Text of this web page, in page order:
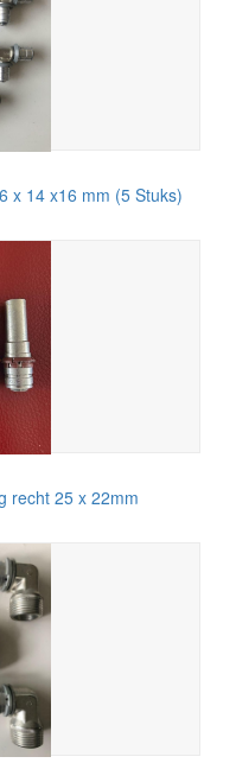
x 14 x16 mm (5 Stuks)
recht 25 x 22mm